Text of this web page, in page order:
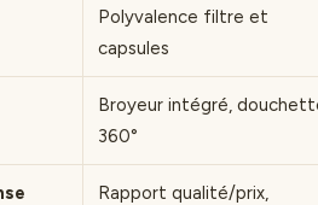
Polyvalence filtre et
capsules
Broyeur intégré,
360°
Rapport qualité/prix,